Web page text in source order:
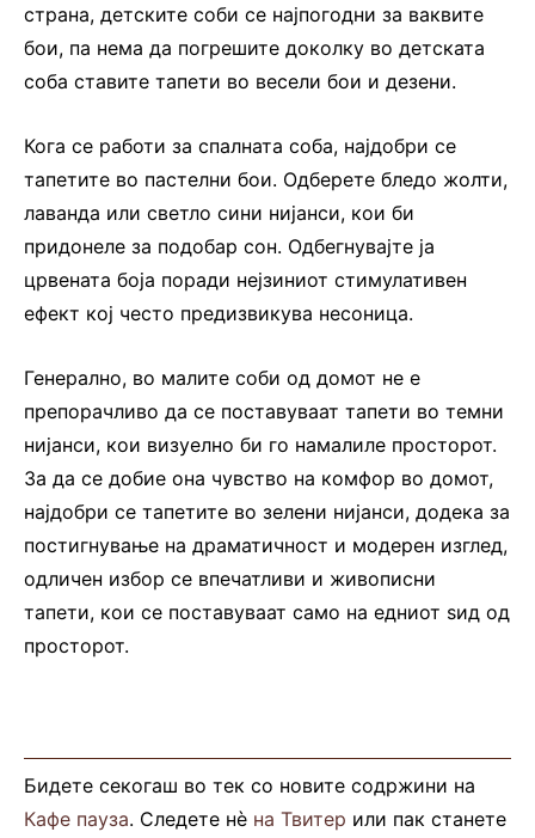
страна, детските соби се најпогодни за ваквите
бои, па нема да погрешите доколку во детската
соба ставите тапети во весели бои и дезени.
Кога се работи за спалната соба, најдобри се
тапетите во пастелни бои. Одберете бледо жолти,
лаванда или светло сини нијанси, кои би
придонеле за подобар сон. Одбегнувајте ја
црвената боја поради нејзиниот стимулативен
ефект кој често предизвикува несоница.
Генерално, во малите соби од домот не е
препорачливо да се поставуваат тапети во темни
нијанси, кои визуелно би го намалиле просторот.
За да се добие она чувство на комфор во домот,
најдобри се тапетите во зелени нијанси, додека за
постигнување на драматичност и модерен изглед,
одличен избор се впечатливи и живописни
тапети, кои се поставуваат само на едниот ѕид од
просторот.
Бидете секогаш во тек со новите содржини на
Кафе пауза. Следете нè на Твитер или пак станете